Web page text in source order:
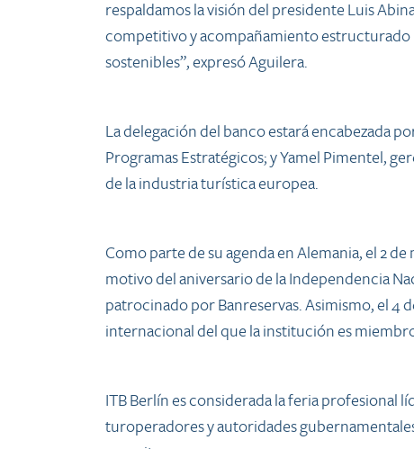
respaldamos la visión del presidente Luis
competitivo y acompañamiento estructurado
sostenibles”, expresó Aguilera.
La delegación del banco estará encabezada
Programas Estratégicos; y Yamel Pimentel,
de la industria turística europea.
Como parte de su agenda en Alemania, el 2
motivo del aniversario de la Independencia
patrocinado por Banreservas. Asimismo, el 4
internacional del que la institución es
ITB Berlín es considerada la feria profesional
turoperadores y autoridades